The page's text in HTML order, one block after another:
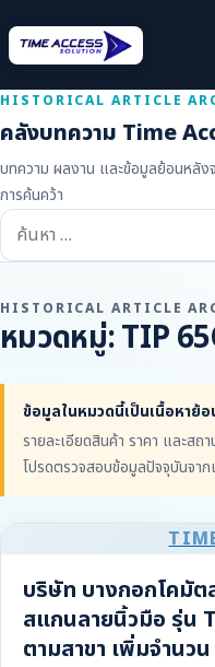
HISTORICAL ARTICLE
คลังบทความ Time
บทความ ผลงาน และข้อมูลย้อนหลัง
การค้นคว้า
ค้นหา
สำหรับ:
HISTORICAL ARTICLE
หมวดหมู่:TIP
ข้อมูลในหมวดนี้เป็นเนื้อหาย้
รายละเอียดสินค้า ราคา และสถ
โปรดตรวจสอบข้อมูลปัจจุบันจา
บริษัท บางกอกโคมัต
สแกนลายนิ้วมือ รุ่น
ตามสาขา เพิ่มจำนว